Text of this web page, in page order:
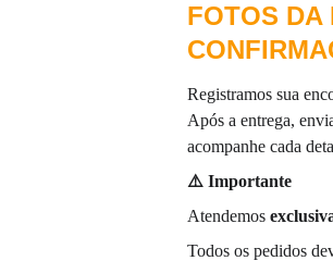
FOTOS DA
Registramos sua
Após a entrega,
acompanhe cada
⚠️ Importante
Atendemos
Todos os pedidos